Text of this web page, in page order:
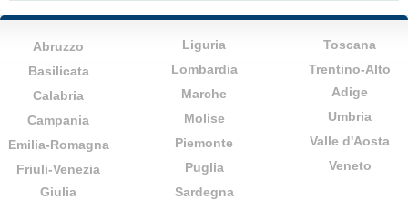
Abruzzo
Basilicata
Calabria
Campania
Emilia-Romagna
Friuli-Venezia
Giulia
Liguria
Lombardia
Marche
Molise
Piemonte
Puglia
Sardegna
Toscana
Trentino-Alto
Adige
Umbria
Valle d'Aosta
Veneto